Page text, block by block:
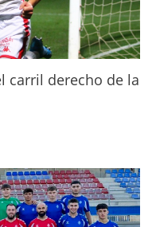
carril derecho de la